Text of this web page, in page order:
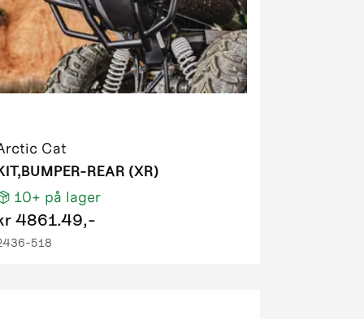
Cat
REAR (XR)
10+ på lager
4861.49,-
518